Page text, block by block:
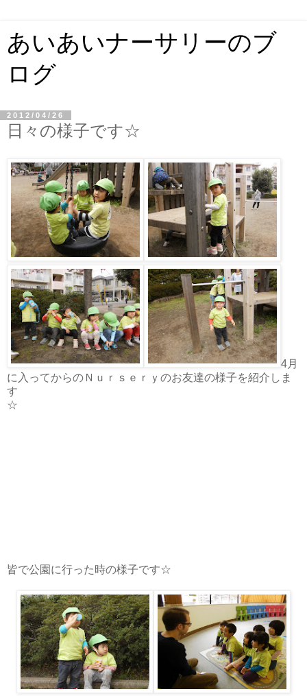
あいあいナーサリーのブ
ログ
2012/04/26
日々の様子です☆
4月
に入ってからのＮｕｒｓｅｒｙのお友達の様子を紹介しま
す
☆
皆で公園に行った時の様子です☆